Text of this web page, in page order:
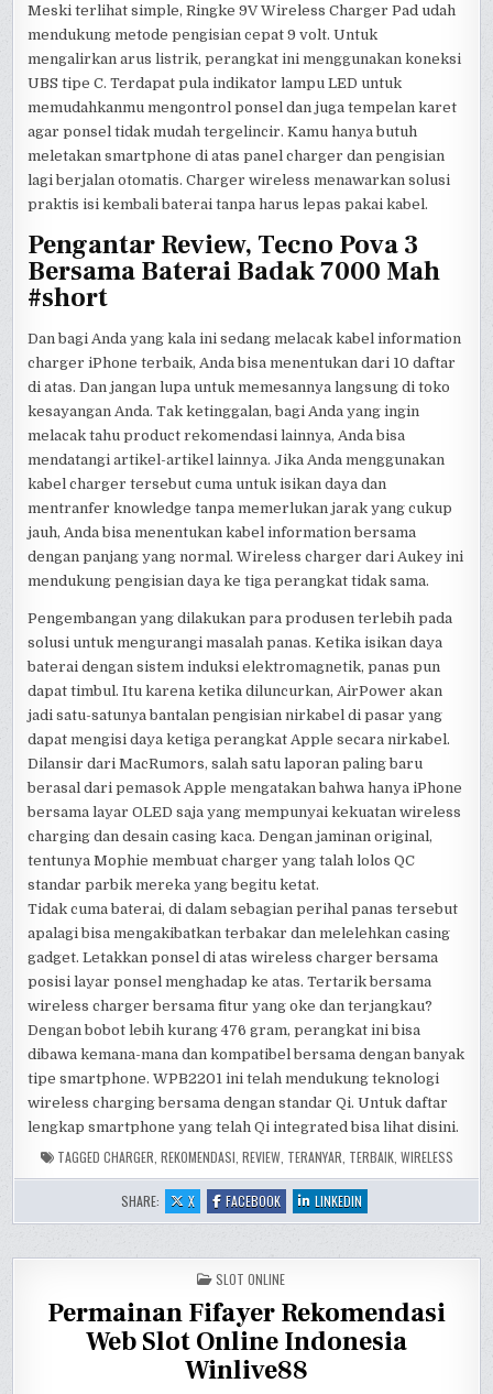
Meski terlihat simple, Ringke 9V Wireless Charger Pad udah
mendukung metode pengisian cepat 9 volt. Untuk
mengalirkan arus listrik, perangkat ini menggunakan koneksi
UBS tipe C. Terdapat pula indikator lampu LED untuk
memudahkanmu mengontrol ponsel dan juga tempelan karet
agar ponsel tidak mudah tergelincir. Kamu hanya butuh
meletakan smartphone di atas panel charger dan pengisian
lagi berjalan otomatis. Charger wireless menawarkan solusi
praktis isi kembali baterai tanpa harus lepas pakai kabel.
Pengantar Review, Tecno Pova 3
Bersama Baterai Badak 7000 Mah
#short
Dan bagi Anda yang kala ini sedang melacak kabel information
charger iPhone terbaik, Anda bisa menentukan dari 10 daftar
di atas. Dan jangan lupa untuk memesannya langsung di toko
kesayangan Anda. Tak ketinggalan, bagi Anda yang ingin
melacak tahu product rekomendasi lainnya, Anda bisa
mendatangi artikel-artikel lainnya. Jika Anda menggunakan
kabel charger tersebut cuma untuk isikan daya dan
mentranfer knowledge tanpa memerlukan jarak yang cukup
jauh, Anda bisa menentukan kabel information bersama
dengan panjang yang normal. Wireless charger dari Aukey ini
mendukung pengisian daya ke tiga perangkat tidak sama.
Pengembangan yang dilakukan para produsen terlebih pada
solusi untuk mengurangi masalah panas. Ketika isikan daya
baterai dengan sistem induksi elektromagnetik, panas pun
dapat timbul. Itu karena ketika diluncurkan, AirPower akan
jadi satu-satunya bantalan pengisian nirkabel di pasar yang
dapat mengisi daya ketiga perangkat Apple secara nirkabel.
Dilansir dari MacRumors, salah satu laporan paling baru
berasal dari pemasok Apple mengatakan bahwa hanya iPhone
bersama layar OLED saja yang mempunyai kekuatan wireless
charging dan desain casing kaca. Dengan jaminan original,
tentunya Mophie membuat charger yang talah lolos QC
standar parbik mereka yang begitu ketat.
Tidak cuma baterai, di dalam sebagian perihal panas tersebut
apalagi bisa mengakibatkan terbakar dan melelehkan casing
gadget. Letakkan ponsel di atas wireless charger bersama
posisi layar ponsel menghadap ke atas. Tertarik bersama
wireless charger bersama fitur yang oke dan terjangkau?
Dengan bobot lebih kurang 476 gram, perangkat ini bisa
dibawa kemana-mana dan kompatibel bersama dengan banyak
tipe smartphone. WPB2201 ini telah mendukung teknologi
wireless charging bersama dengan standar Qi. Untuk daftar
lengkap smartphone yang telah Qi integrated bisa lihat disini.
TAGGED CHARGER REKOMENDASI REVIEW, TERANYAR TERBAIK, WIRELESS
SHARE: X:
10
REKOMENDASI
REVIEW
BARU
2022
FACEBOOK:
10
REKOMENDASI
REVIEW
BARU
2022
LINKEDIN
10
REKOMENDASI
BARU
2022
POSTED
IN
SLOT ONLINE
Permainan Fifayer Rekomendasi
Web Slot Online Indonesia
Winlive88